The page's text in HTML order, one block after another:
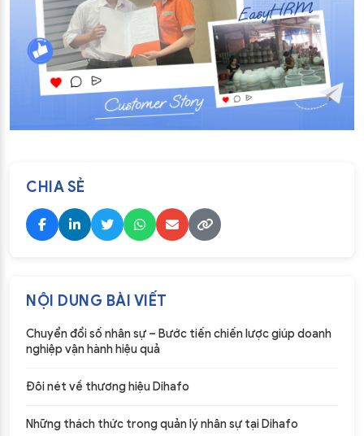
CHIA SẺ
NỘI DUNG BÀI VIẾT
Chuyển đổi số nhân sự – Bước tiến chiến lược giúp doanh
nghiệp vận hành hiệu quả
Đôi nét về thương hiệu Dihafo
Những thách thức trong quản lý nhân sự tại Dihafo